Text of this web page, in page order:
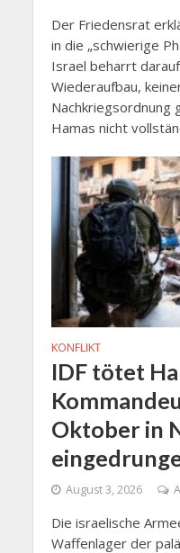
Der Friedensrat
in die „schwierige
Israel beharrt
Wiederaufbau,
Nachkriegsordnung
Hamas nicht
KONFLIKT
IDF tötet
Oktober in
August 3, 2026
Die israelische
Waffenlager der